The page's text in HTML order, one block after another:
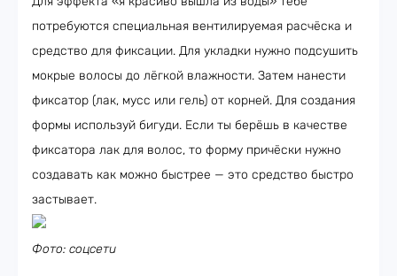
потребуются специальная вентилируемая расчёска и
средство для фиксации. Для укладки нужно подсушить
мокрые волосы до лёгкой влажности. Затем нанести
фиксатор (лак, мусс или гель) от корней. Для создания
формы используй бигуди. Если ты берёшь в качестве
фиксатора лак для волос, то форму причёски нужно
создавать как можно быстрее — это средство быстро
застывает.
Фото: соцсети